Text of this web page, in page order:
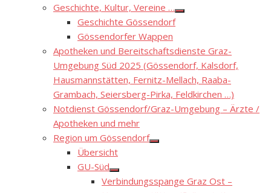
Geschichte, Kultur, Vereine …
Show
Geschichte Gössendorf
Gössendorfer Wappen
Apotheken und Bereitschaftsdienste Graz-
Umgebung Süd 2025 (Gössendorf, Kalsdorf,
Hausmannstätten, Fernitz-Mellach, Raaba-
Grambach, Seiersberg-Pirka, Feldkirchen …)
Notdienst Gössendorf/Graz-Umgebung – Ärzte /
Apotheken und mehr
Region um Gössendorf
Show
Übersicht
GU-Süd
Show
sub
Verbindungsspange Graz Ost –